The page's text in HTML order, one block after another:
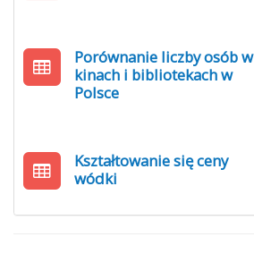
Porównanie liczby osób w
kinach i bibliotekach w
Polsce
Kształtowanie się ceny
wódki